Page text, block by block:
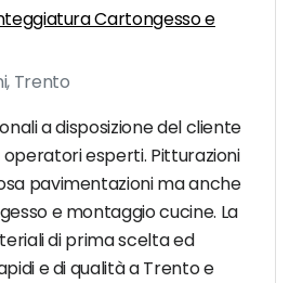
Cartongesso e
Trento
a disposizione del cliente
esperti. Pitturazioni
pavimentazioni ma anche
e montaggio cucine. La
di prima scelta ed
e di qualità a Trento e